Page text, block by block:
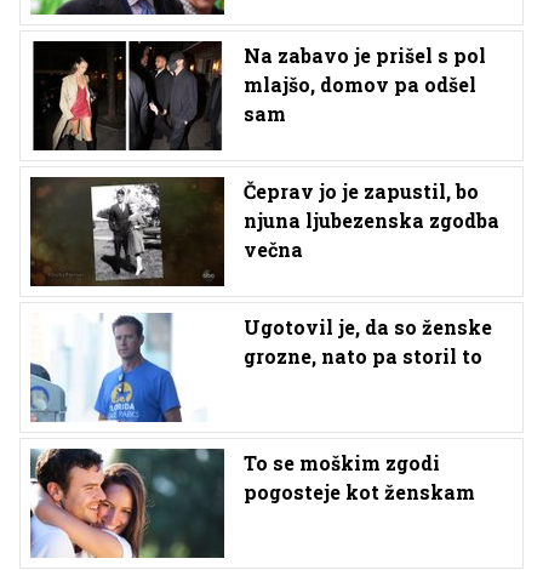
Na zabavo je prišel s pol
mlajšo, domov pa odšel
sam
Čeprav jo je zapustil, bo
njuna ljubezenska zgodba
večna
Ugotovil je, da so ženske
grozne, nato pa storil to
To se moškim zgodi
pogosteje kot ženskam